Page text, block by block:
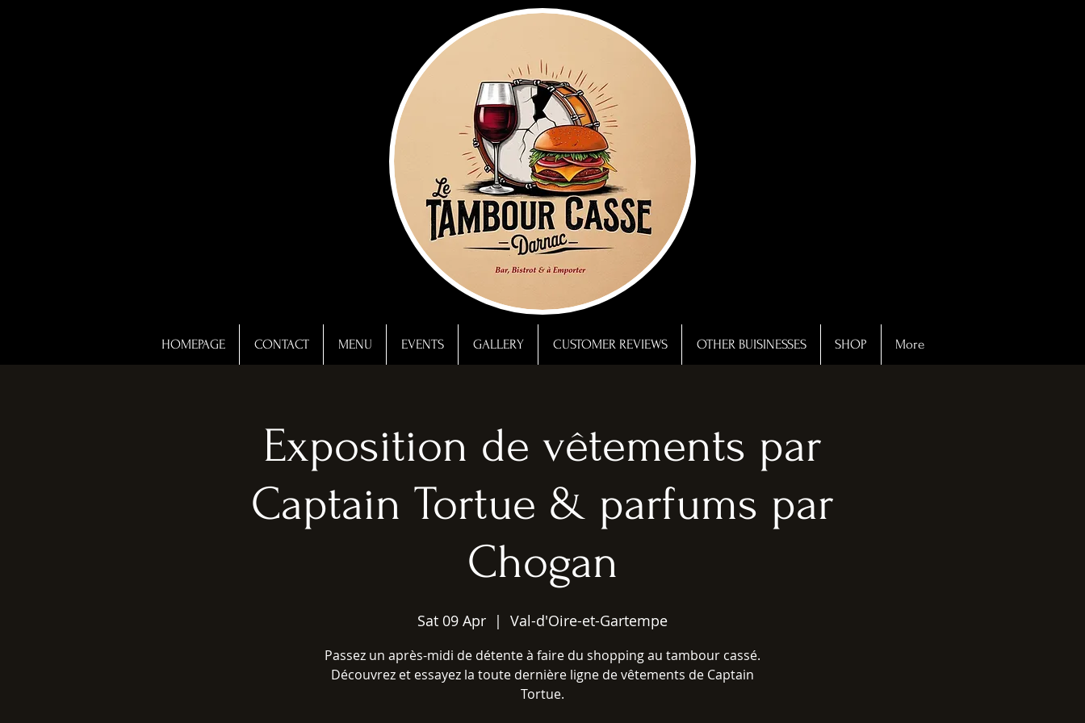
HOMEPAGE CONTACT MENU EVENTS GALLERY CUSTOMER REVIEWS OTHER BUISINESSES SHOP More
Exposition de vêtements par
Captain Tortue & parfums par
Chogan
Sat 09 Apr
  |
Val-d'Oire-et-Gartempe
Passez un après-midi de détente à faire du shopping au tambour cassé.
Découvrez et essayez la toute dernière ligne de vêtements de Captain
Tortue.